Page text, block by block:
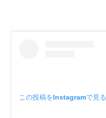
この投稿をInstagramで見る